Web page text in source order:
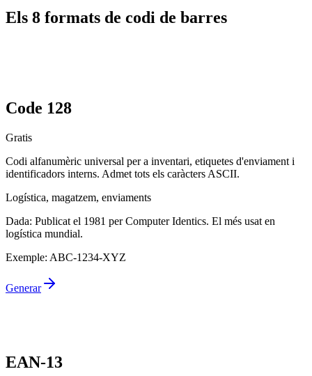
Els 8 formats de codi de barres
Code 128
Gratis
Codi alfanumèric universal per a inventari, etiquetes d'enviament i
identificadors interns. Admet tots els caràcters ASCII.
Logística, magatzem, enviaments
Dada: Publicat el 1981 per Computer Identics. El més usat en
logística mundial.
Exemple: ABC-1234-XYZ
Generar
EAN-13